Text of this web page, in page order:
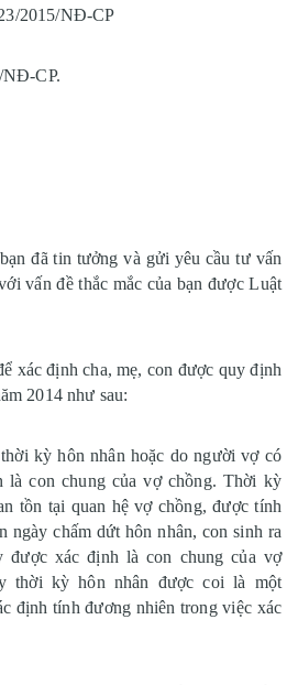
2015/NĐ-CP
NĐ-CP.
đã tin tưởng và gửi yêu cầu tư vấn
vấn đề thắc mắc của bạn được Luật
xác định cha, mẹ, con được quy định
2014 như sau:
kỳ hôn nhân hoặc do người vợ có
là con chung của vợ chồng. Thời kỳ
tồn tại quan hệ vợ chồng, được tính
ngày chấm dứt hôn nhân, con sinh ra
được xác định là con chung của vợ
thời kỳ hôn nhân được coi là một
định tính đương nhiên trong việc xác